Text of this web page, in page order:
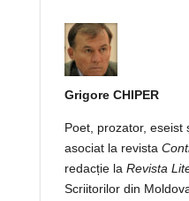
Grigore CHIPER
Poet, prozator, eseist
asociat la revista
redacție la Revista
Scriitorilor din